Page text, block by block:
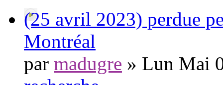
(25 avril 2023) perdue
Montréal
par madugre » Lun Mai